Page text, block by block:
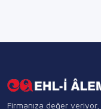
Firmanıza değer